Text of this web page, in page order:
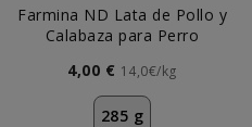
Farmina ND Lata de Pollo y
Calabaza para Perro
4,00 € 14,0€/kg
285 g